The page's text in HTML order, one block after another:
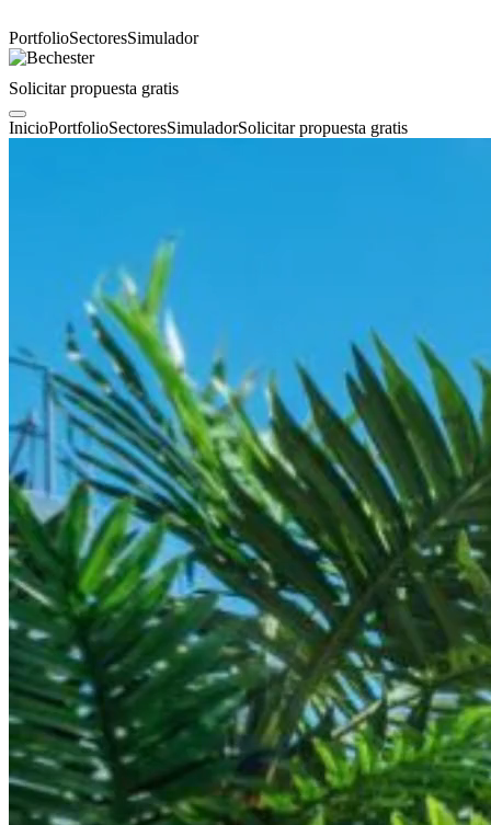
PortfolioSectoresSimulador
Solicitar propuesta gratis
InicioPortfolioSectoresSimuladorSolicitar propuesta gratis